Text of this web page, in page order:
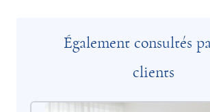
Également consultés
clients